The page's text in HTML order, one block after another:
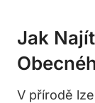
Jak
V přírodě